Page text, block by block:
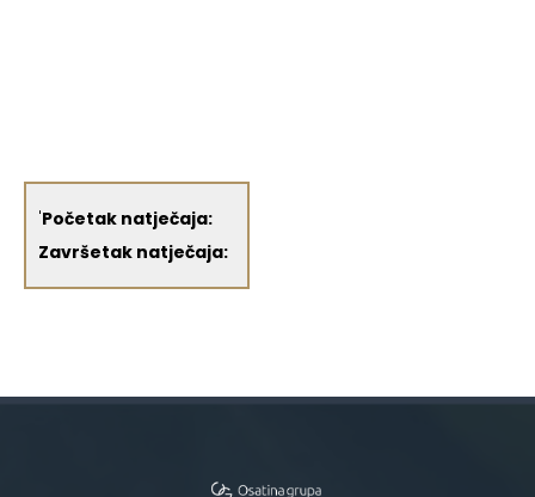
'Početak natječaja:
Završetak natječaja: